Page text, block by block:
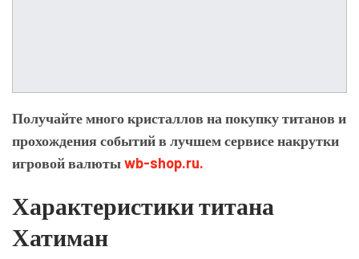
Получайте много кристаллов на покупку титанов и
прохождения событий в лучшем сервисе накрутки
игровой валютыwb-shop.ru.
Характеристики титана
Хатиман